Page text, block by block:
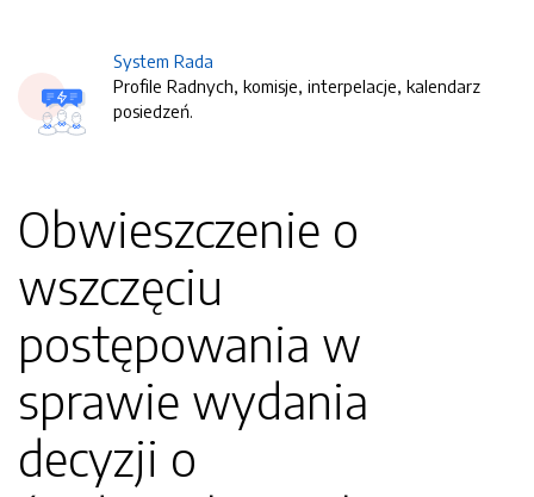
System Rada
Profile Radnych, komisje, interpelacje, kalendarz
posiedzeń.
Obwieszczenie o
wszczęciu
postępowania w
sprawie wydania
decyzji o